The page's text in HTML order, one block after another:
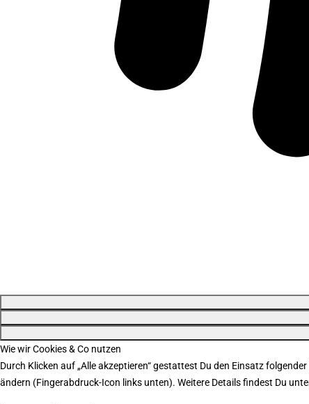
Wie wir Cookies & Co nutzen
Durch Klicken auf „Alle akzeptieren“ gestattest Du den Einsatz
ändern (Fingerabdruck-Icon links unten). Weitere Details findest Du